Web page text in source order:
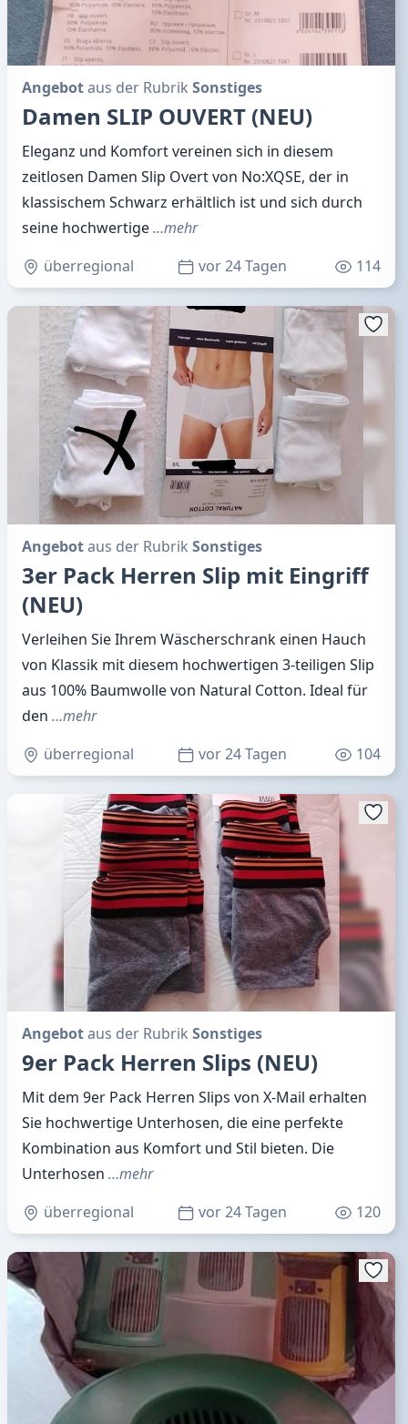
Angebotaus der Rubrik Sonstiges
Damen SLIP OUVERT (NEU)
Eleganz und Komfort vereinen sich in diesem
zeitlosen Damen Slip Overt von No:XQSE, der in
klassischem Schwarz erhältlich ist und sich durch
seine hochwertige…mehr
überregional
vor 24 Tagen 114
Angebotaus der Rubrik Sonstiges
3er Pack Herren Slip mit Eingriff
(NEU)
Verleihen Sie Ihrem Wäscherschrank einen Hauch
von Klassik mit diesem hochwertigen 3-teiligen Slip
aus 100% Baumwolle von Natural Cotton. Ideal für
den …mehr
überregional
vor 24 Tagen 104
Angebotaus der Rubrik Sonstiges
9er Pack Herren Slips (NEU)
Mit dem 9er Pack Herren Slips von X-Mail erhalten
Sie hochwertige Unterhosen, die eine perfekte
Kombination aus Komfort und Stil bieten. Die
Unterhosen …mehr
überregional
vor 24 Tagen 120